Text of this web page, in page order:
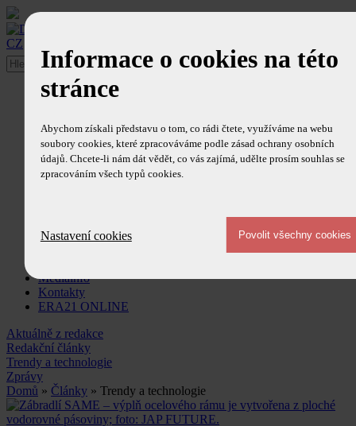
CZ
O časopise
Redakční rada
Ohlasy
Obsah časopisu
Články
Zprávy
Mediainfo
Kontakty
ERA21 ONLINE
Aktuálně z redakce
Redakční články
Trendy a technologie
Zprávy
Domů » Články » Trendy a technologie
Informace o cookies na této
stránce
Abychom získali představu o tom, co rádi čtete, využíváme na webu
soubory cookies, které zpracováváme podle zásad ochrany osobních
údajů. Chcete-li nám dát vědět, co vás zajímá, udělte prosím souhlas se
zpracováním všech typů cookies.
Nastavení cookies